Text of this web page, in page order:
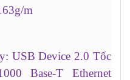
m
USB Device 2.0 Tốc
Base-T Ethernet